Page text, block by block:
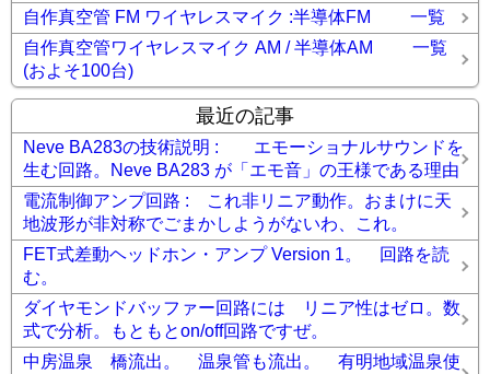
自作真空管 FM ワイヤレスマイク :半導体FM 一覧
自作真空管ワイヤレスマイク AM / 半導体AM 一覧
(およそ100台)
最近の記事
Neve BA283の技術説明 : エモーショナルサウンドを
生む回路。Neve BA283 が「エモ音」の王様である理由
電流制御アンプ回路 : これ非リニア動作。おまけに天
地波形が非対称でごまかしようがないわ、これ。
FET式差動ヘッドホン・アンプ Version 1。 回路を読
む。
ダイヤモンドバッファー回路には リニア性はゼロ。数
式で分析。もともとon/off回路ですぜ。
中房温泉 橋流出。 温泉管も流出。 有明地域温泉使